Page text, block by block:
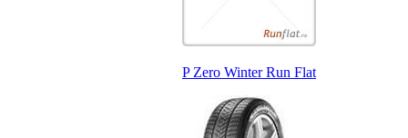
P Zero Winter Run Flat